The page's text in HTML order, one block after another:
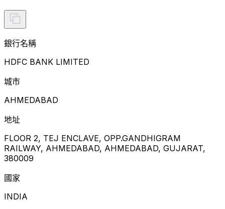
銀行名稱
HDFC BANK LIMITED
城市
AHMEDABAD
地址
FLOOR 2, TEJ ENCLAVE, OPP.GANDHIGRAM
RAILWAY, AHMEDABAD, AHMEDABAD, GUJARAT,
380009
國家
INDIA